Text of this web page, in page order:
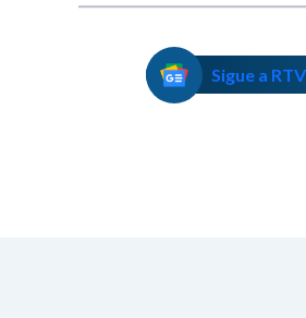
Sigue a